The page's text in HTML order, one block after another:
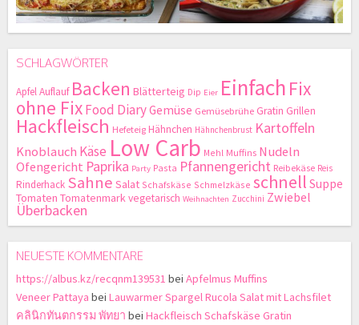
SCHLAGWÖRTER
ApfelAuflauf Backen Blätterteig Dip Eier Einfach Fix
ohne FixFood DiaryGemüse Gemüsebrühe Gratin Grillen
Hackfleisch Hefeteig Hähnchen Hähnchenbrust Kartoffeln
Knoblauch Käse Low Carb Mehl Muffins Nudeln
Ofengericht Paprika Party Pasta Pfannengericht Reibekäse Reis
Rinderhack Sahne Salat Schafskäse Schmelzkäse schnell Suppe
Tomaten Tomatenmarkvegetarisch Weihnachten Zucchini Zwiebel
Überbacken
NEUESTE KOMMENTARE
https://albus.kz/recqnm139531 bei Apfelmus Muffins
Veneer Pattaya bei Lauwarmer Spargel Rucola Salat mit Lachsfilet
คลินิกทันตกรรม พัทยา bei Hackfleisch Schafskäse Gratin